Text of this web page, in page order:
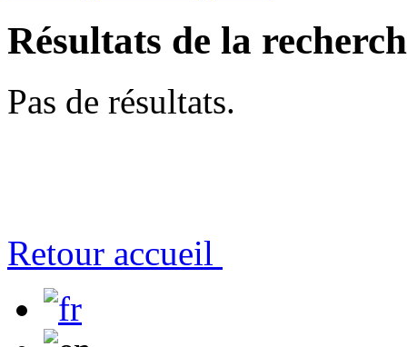
Résultats de la
Pas de résultats.
Retour accueil